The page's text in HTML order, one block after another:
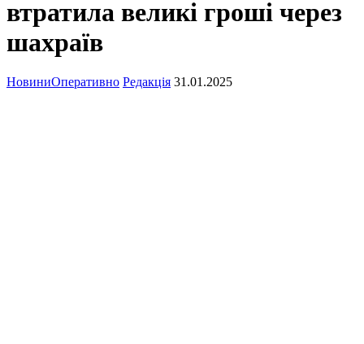
втратила великі гроші через
шахраїв
НовиниОперативно Редакція 31.01.2025